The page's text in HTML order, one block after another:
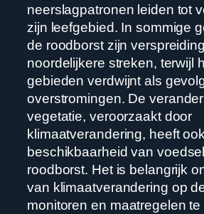
neerslagpatronen leiden tot
zijn leefgebied. In sommige
de roodborst zijn
noordelijkere streken, terwijl
gebieden verdwijnt als
overstromingen. De
vegetatie, veroorzaakt door
klimaatverandering, heeft
beschikbaarheid van
roodborst. Het is belangrijk
van klimaatverandering op
monitoren en maatregelen